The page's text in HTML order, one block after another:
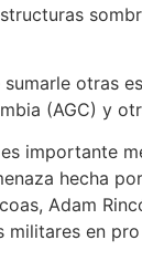
otras
(AGC) y
importante
hecha
Adam
en